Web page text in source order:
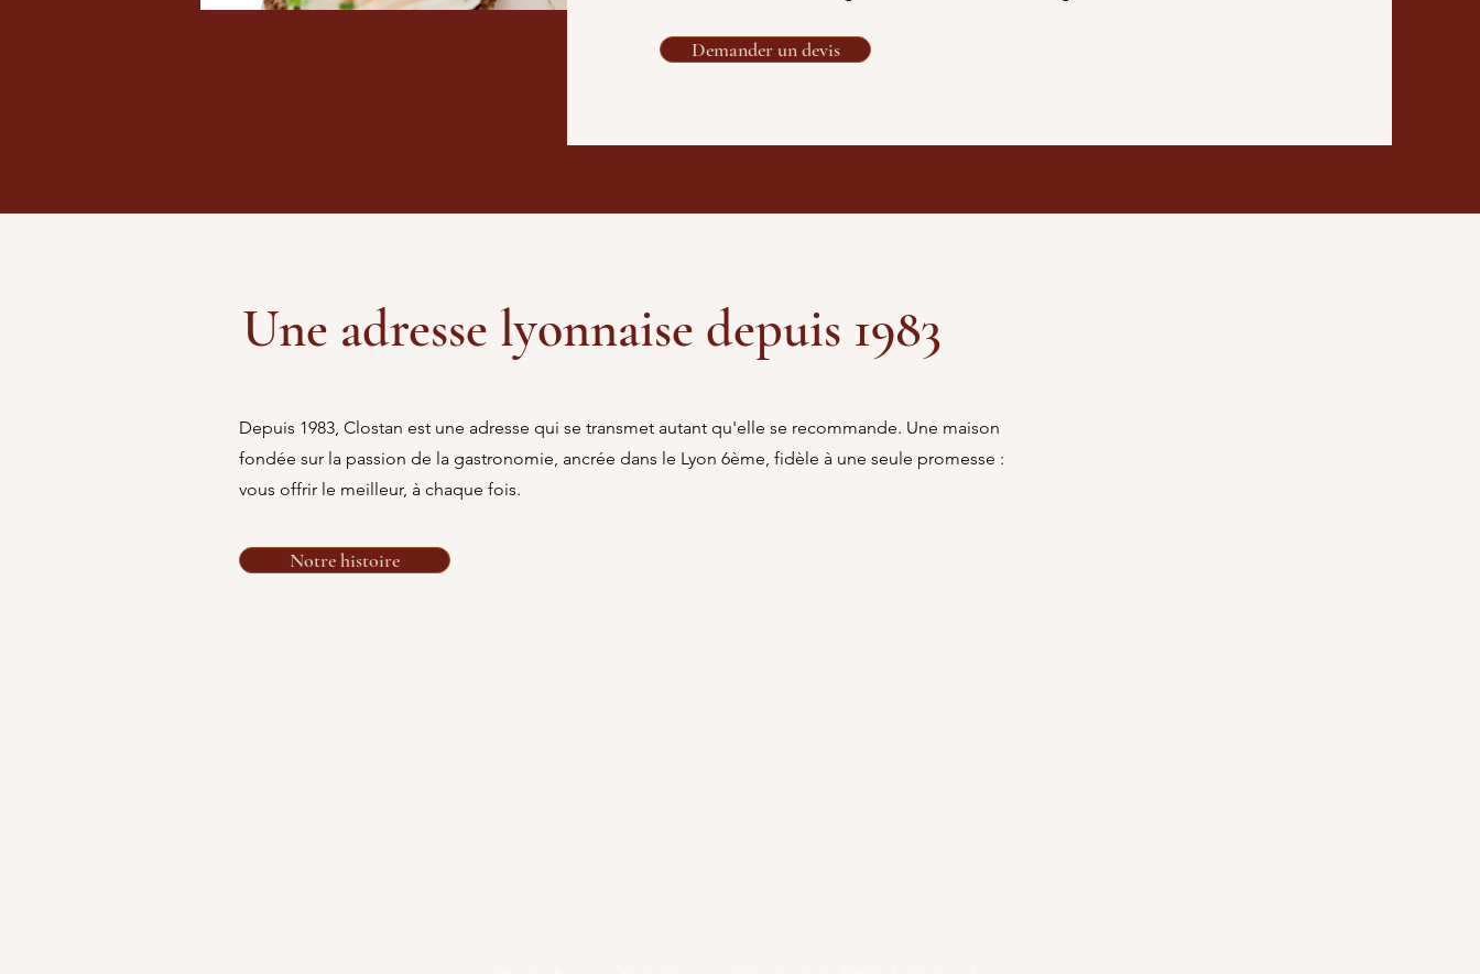
Demander un devis
Une adresse lyonnaise depuis 1983
Depuis 1983, Clostan est une adresse qui se transmet autant qu'elle se recommande. Une maison
fondée sur la passion de la gastronomie, ancrée dans le Lyon 6ème, fidèle à une seule promesse :
vous offrir le meilleur, à chaque fois.
Notre histoire